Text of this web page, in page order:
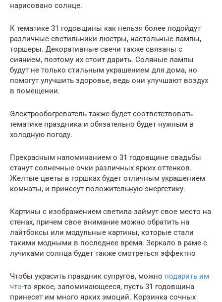
нарисовано солнце.
К тематике 31 годовщины как нельзя более подойдут
различные светильники-люстры, настольные лампы,
торшеры. Декоративные свечи также связаны с
сиянием, поэтому их стоит дарить. Соляные лампы
будут не только стильным украшением для дома, но
помогут улучшить здоровье, ведь они улучшают воздух
в помещении.
Электрообогреватель также будет соответствовать
тематике праздника и обязательно будет нужным в
холодную погоду.
Прекрасным напоминанием о 31 годовщине свадьбы
станут солнечные очки различных ярких оттенков.
Желтые цветы в горшках будет отличным украшением
комнаты, и принесут положительную энергетику.
Картины с изображением светила займут свое место на
стенах, причем свое внимание можно обратить на
лайтбоксы или модульные картины, которые стали
такими модными в последнее время. Зеркало в раме с
лучиками солнца будет также смотреться эффектно
Чтобы украсить праздник супругов, можно подарить им
что-то яркое, запоминающееся, пусть 31 годовщина
принесет им много ярких эмоций. Корзинка сочных